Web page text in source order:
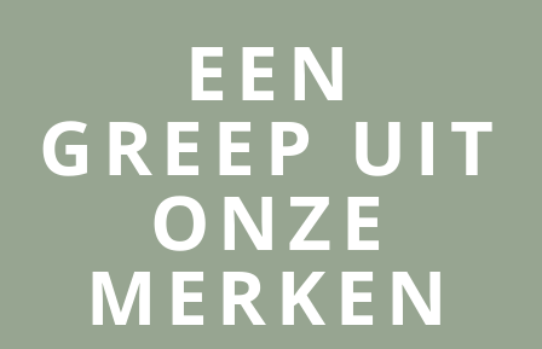
EEN
GREEP UIT
ONZE
MERKEN